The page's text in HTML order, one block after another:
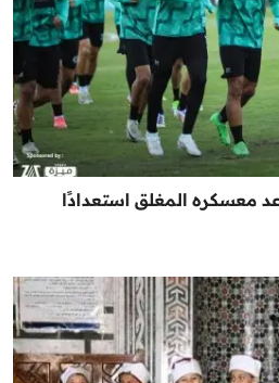
معسكره المغلق استعدادًا